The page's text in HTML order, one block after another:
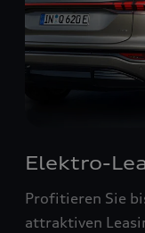
Elektro-
Profitieren Sie
attraktiven